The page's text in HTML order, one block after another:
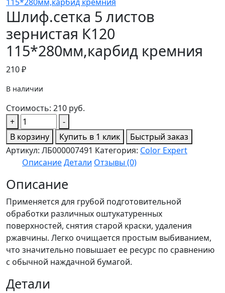
Шлиф.сетка 5 листов
зернистая К120
115*280мм,карбид кремния
210₽
В наличии
Стоимость: 210 руб.
+
Количество
товара
Шлиф.сетка
5
листов
зернистая
К120
115*280мм,карбид
кремния
-
В корзину
Купить в 1 клик
Быстрый заказ
Артикул: ЛБ000007491 Категория: Color Expert
ОписаниеДетали Отзывы (0)
Описание
Применяется для грубой подготовительной
обработки различных оштукатуренных
поверхностей, снятия старой краски, удаления
ржавчины. Легко очищается простым выбиванием,
что значительно повышает ее ресурс по сравнению
с обычной наждачной бумагой.
Детали